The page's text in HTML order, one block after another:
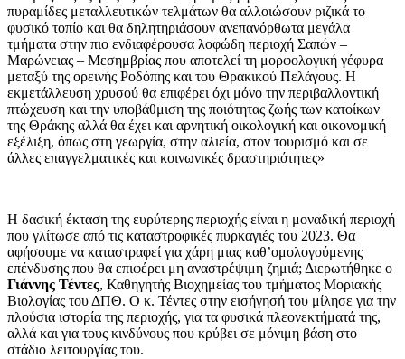
πυραμίδες μεταλλευτικών τελμάτων θα αλλοιώσουν ριζικά το
φυσικό τοπίο και θα δηλητηριάσουν ανεπανόρθωτα μεγάλα
τμήματα στην πιο ενδιαφέρουσα λοφώδη περιοχή Σαπών –
Μαρώνειας – Μεσημβρίας που αποτελεί τη μορφολογική γέφυρα
μεταξύ της ορεινής Ροδόπης και του Θρακικού Πελάγους. Η
εκμετάλλευση χρυσού θα επιφέρει όχι μόνο την περιβαλλοντική
πτώχευση και την υποβάθμιση της ποιότητας ζωής των κατοίκων
της Θράκης αλλά θα έχει και αρνητική οικολογική και οικονομική
εξέλιξη, όπως στη γεωργία, στην αλιεία, στον τουρισμό και σε
άλλες επαγγελματικές και κοινωνικές δραστηριότητες»
Η δασική έκταση της ευρύτερης περιοχής είναι η μοναδική περιοχή
που γλίτωσε από τις καταστροφικές πυρκαγιές του 2023. Θα
αφήσουμε να καταστραφεί για χάρη μιας καθ’ομολογούμενης
επένδυσης που θα επιφέρει μη αναστρέψιμη ζημιά; Διερωτήθηκε ο
Γιάννης Τέντες, Καθηγητής Βιοχημείας του τμήματος Μοριακής
Βιολογίας του ΔΠΘ. Ο κ. Τέντες στην εισήγησή του μίλησε για την
πλούσια ιστορία της περιοχής, για τα φυσικά πλεονεκτήματά της,
αλλά και για τους κινδύνους που κρύβει σε μόνιμη βάση στο
στάδιο λειτουργίας του.